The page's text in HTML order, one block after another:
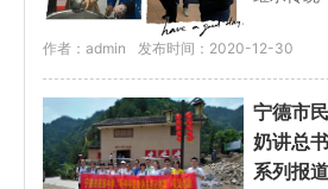
作者：admin 发布时间：2020-12-30
宁德市
奶讲总
系列报